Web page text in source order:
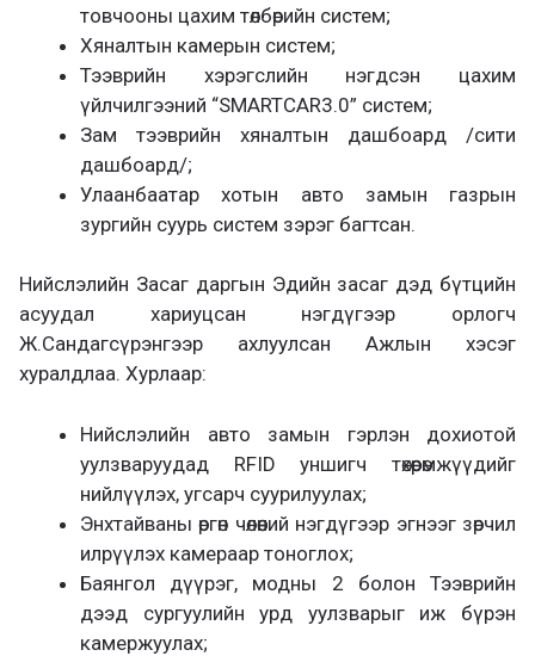
товчооны цахим төлбөрийн систем;
Хяналтын камерын систем;
Тээврийн хэрэгслийн нэгдсэн цахим
үйлчилгээний “SMARTCAR3.0” систем;
Зам тээврийн хяналтын дашбоард /сити
дашбоард/;
Улаанбаатар хотын авто замын газрын
зургийн суурь систем зэрэг багтсан.
Нийслэлийн Засаг даргын Эдийн засаг дэд бүтцийн
асуудал хариуцсан нэгдүгээр орлогч
Ж.Сандагсүрэнгээр ахлуулсан Ажлын хэсэг
хуралдлаа. Хурлаар:
Нийслэлийн авто замын гэрлэн дохиотой
уулзваруудад RFID уншигч төхөөрөмжүүдийг
нийлүүлэх, угсарч суурилуулах;
Энхтайваны өргөн чөлөөний нэгдүгээр эгнээг зөрчил
илрүүлэх камераар тоноглох;
Баянгол дүүрэг, модны 2 болон Тээврийн
дээд сургуулийн урд уулзварыг иж бүрэн
камержуулах;